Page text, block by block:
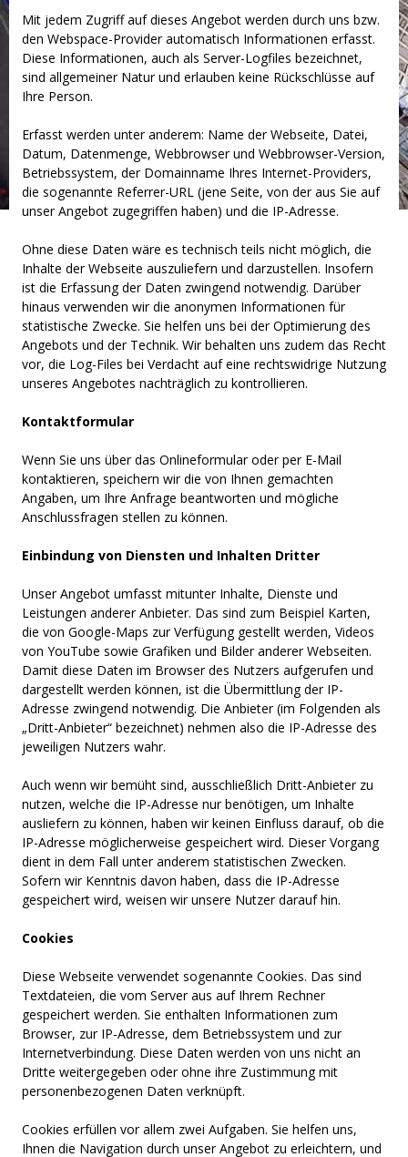
Mit jedem Zugriff auf dieses Angebot werden durch uns bzw.
den Webspace-Provider automatisch Informationen erfasst.
Diese Informationen, auch als Server-Logfiles bezeichnet,
sind allgemeiner Natur und erlauben keine Rückschlüsse auf
Ihre Person.
Erfasst werden unter anderem: Name der Webseite, Datei,
Datum, Datenmenge, Webbrowser und Webbrowser-Version,
Betriebssystem, der Domainname Ihres Internet-Providers,
die sogenannte Referrer-URL (jene Seite, von der aus Sie auf
unser Angebot zugegriffen haben) und die IP-Adresse.
Ohne diese Daten wäre es technisch teils nicht möglich, die
Inhalte der Webseite auszuliefern und darzustellen. Insofern
ist die Erfassung der Daten zwingend notwendig. Darüber
hinaus verwenden wir die anonymen Informationen für
statistische Zwecke. Sie helfen uns bei der Optimierung des
Angebots und der Technik. Wir behalten uns zudem das Recht
vor, die Log-Files bei Verdacht auf eine rechtswidrige Nutzung
unseres Angebotes nachträglich zu kontrollieren.
Kontaktformular
Wenn Sie uns über das Onlineformular oder per E-Mail
kontaktieren, speichern wir die von Ihnen gemachten
Angaben, um Ihre Anfrage beantworten und mögliche
Anschlussfragen stellen zu können.
Einbindung von Diensten und Inhalten Dritter
Unser Angebot umfasst mitunter Inhalte, Dienste und
Leistungen anderer Anbieter. Das sind zum Beispiel Karten,
die von Google-Maps zur Verfügung gestellt werden, Videos
von YouTube sowie Grafiken und Bilder anderer Webseiten.
Damit diese Daten im Browser des Nutzers aufgerufen und
dargestellt werden können, ist die Übermittlung der IP-
Adresse zwingend notwendig. Die Anbieter (im Folgenden als
„Dritt-Anbieter“ bezeichnet) nehmen also die IP-Adresse des
jeweiligen Nutzers wahr.
Auch wenn wir bemüht sind, ausschließlich Dritt-Anbieter zu
nutzen, welche die IP-Adresse nur benötigen, um Inhalte
ausliefern zu können, haben wir keinen Einfluss darauf, ob die
IP-Adresse möglicherweise gespeichert wird. Dieser Vorgang
dient in dem Fall unter anderem statistischen Zwecken.
Sofern wir Kenntnis davon haben, dass die IP-Adresse
gespeichert wird, weisen wir unsere Nutzer darauf hin.
Cookies
Diese Webseite verwendet sogenannte Cookies. Das sind
Textdateien, die vom Server aus auf Ihrem Rechner
gespeichert werden. Sie enthalten Informationen zum
Browser, zur IP-Adresse, dem Betriebssystem und zur
Internetverbindung. Diese Daten werden von uns nicht an
Dritte weitergegeben oder ohne ihre Zustimmung mit
personenbezogenen Daten verknüpft.
Cookies erfüllen vor allem zwei Aufgaben. Sie helfen uns,
Ihnen die Navigation durch unser Angebot zu erleichtern, und